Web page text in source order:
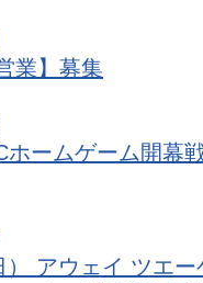
業】募集
ホームゲーム開幕
） アウェイ ツエー